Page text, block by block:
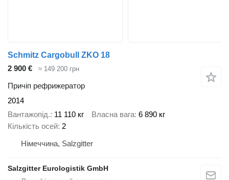
Schmitz Cargobull ZKO 18
2 900 €
≈ 149 200 грн
Причіп рефрижератор
2014
Вантажопід. 11 110 кг Власна вага 6 890 кг
Кількість осей 2
Німеччина, Salzgitter
Salzgitter Eurologistik GmbH